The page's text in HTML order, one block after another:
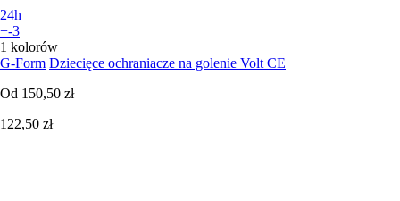
24h
+-3
1 kolorów
G-Form Dziecięce ochraniacze na golenie Volt CE
Od 150,50 zł
122,50 zł